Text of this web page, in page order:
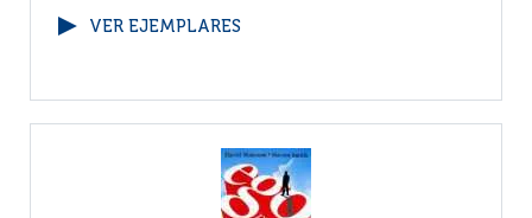
VER EJEMPLARES